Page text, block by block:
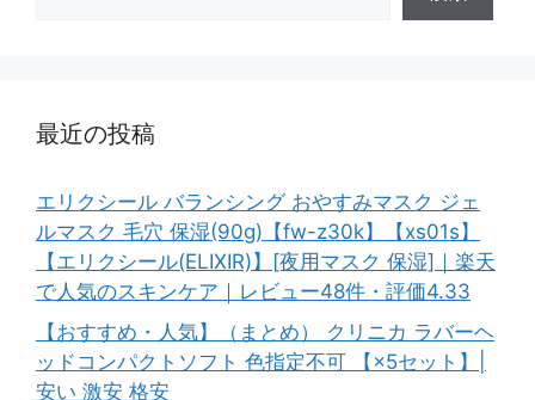
最近の投稿
エリクシール バランシング おやすみマスク ジェ
ルマスク 毛穴 保湿(90g)【fw-z30k】【xs01s】
【エリクシール(ELIXIR)】[夜用マスク 保湿]｜楽天
で人気のスキンケア｜レビュー48件・評価4.33
【おすすめ・人気】（まとめ） クリニカ ラバーヘ
ッドコンパクトソフト 色指定不可 【×5セット】|
安い 激安 格安